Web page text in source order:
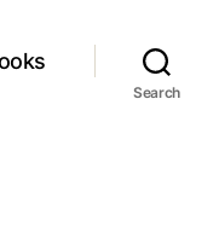
Search